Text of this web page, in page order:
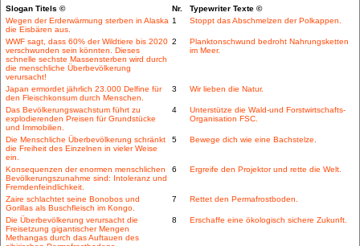
Slogan Titels © Nr.
Typewriter Texte ©
Wegen der Erderwärmung sterben in Alaska
die Eisbären aus.
1 Stoppt das Abschmelzen der Polkappen.
WWF sagt, dass 60% der Wildtiere bis 2020
verschwunden sein könnten. Dieses
schnelle sechste Massensterben wird durch
die menschliche Überbevölkerung
verursacht!
2
Planktonschwund bedroht Nahrungsketten
im Meer.
Japan ermordet jährlich 23.000 Delfine für
den Fleischkonsum durch Menschen.
3 Wir lieben die Natur.
Das Bevölkerungswachstum führt zu
explodierenden Preisen für Grundstücke
und Immobilien.
4
Unterstütze die Wald-und Forstwirtschafts-
Organisation FSC.
Die Menschliche Überbevölkerung schränkt
die Freiheit des Einzelnen in vieler Weise
ein.
5 Bewege dich wie eine Bachstelze.
Konsequenzen der enormen menschlichen
Bevölkerungszunahme sind: Intoleranz und
Fremdenfeindlichkeit.
6 Ergreife den Projektor und rette die Welt.
Zaire schlachtet seine Bonobos und
Gorillas als Buschfleisch im Kongo.
7 Rettet den Permafrostboden.
Die Überbevölkerung verursacht die
Freisetzung gigantischer Mengen
Methangas durch das Auftauen des
8 Erschaffe eine ökologisch sichere Zukunft.